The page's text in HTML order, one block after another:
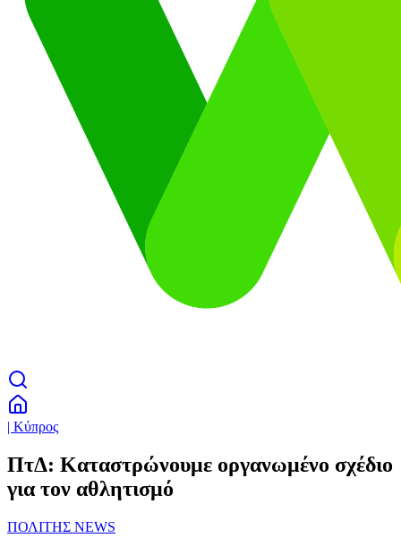
| Κύπρος
ΠτΔ: Καταστρώνουμε οργανωμένο σχέδιο
για τον αθλητισμό
ΠΟΛΙΤΗΣ NEWS